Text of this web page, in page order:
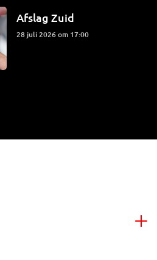
Afslag Zuid
28 juli 2026 om 17:00